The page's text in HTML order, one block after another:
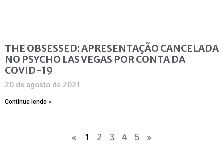
THE OBSESSED: APRESENTAÇÃO CANCELADA
NO PSYCHO LAS VEGAS POR CONTA DA
COVID-19
20 de agosto de 2021
Continue lendo »
« 1 2 3 4 5 »